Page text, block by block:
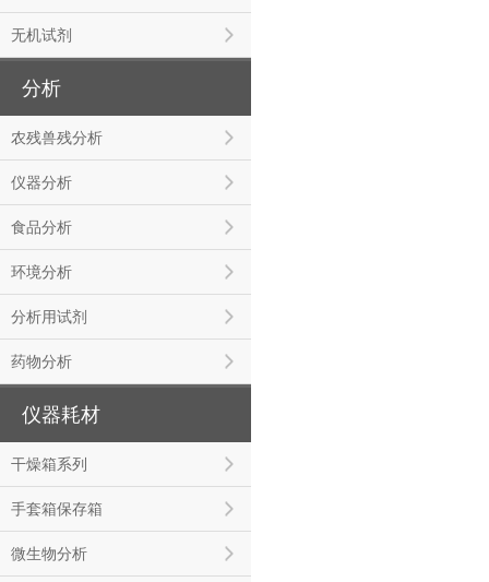
无机试剂
分析
农残兽残分析
仪器分析
食品分析
环境分析
分析用试剂
药物分析
仪器耗材
干燥箱系列
手套箱保存箱
微生物分析